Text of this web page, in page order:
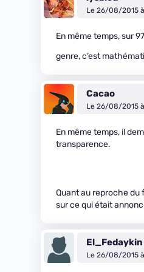
Le 26/08/2015
En même temps, sur
genre, c’est
Cacao
Le 26/08/2015
En même temps, il
transparence.
Quant au reproche du
sur ce qui était
El_Fedaykin
Le 26/08/2015